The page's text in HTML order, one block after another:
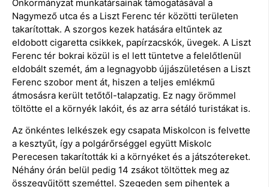
Önkormányzat munkatársainak támogatásával a
Nagymező utca és a Liszt Ferenc tér közötti területen
takarítottak. A szorgos kezek hatására eltűntek az
eldobott cigaretta csikkek, papírzacskók, üvegek. A Liszt
Ferenc tér bokrai közül is el lett tüntetve a felelőtlenül
eldobált szemét, ám a legnagyobb újjászületésen a Liszt
Ferenc szobor ment át, hiszen a teljes emlékmű
átmosásra került tetőtől-talapzatig. Ez nagy örömmel
töltötte el a környék lakóit, és az arra sétáló turistákat is.
Az önkéntes lelkészek egy csapata Miskolcon is felvette
a kesztyűt, így a polgárőrséggel együtt Miskolc
Perecesen takarították ki a környéket és a játszótereket.
Néhány órán belül pedig 14 zsákot töltöttek meg az
összegyűjtött szeméttel. Szegeden sem pihentek a